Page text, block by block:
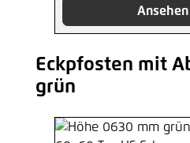
Ansehen
Produktgalerie
Eckpfosten mit
grün